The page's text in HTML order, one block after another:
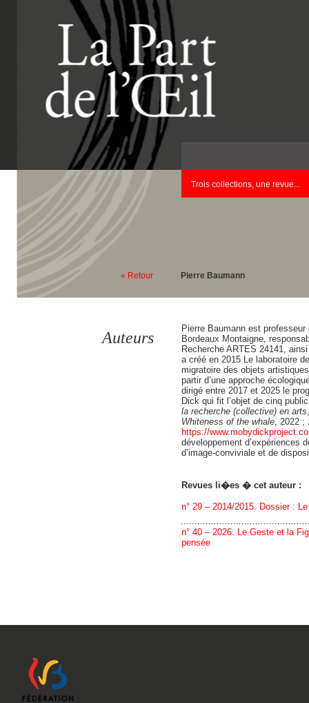
Trois collections, une revue...
« Retour Pierre Baumann
Auteurs
Pierre Baumann est
Bordeaux Montaigne,
Recherche ARTES 24141,
a créé en 2015 Le laboratoire
migratoire des objets
partir d’une approche
dirigé entre 2017 et 2025 le
Dick qui fit l’objet de cinq
la recherche (collective) en arts
Whiteness of the whale, 2022 ;
https://
développement d’expériences
d’image-conviviale et de
Revues li�es � cet auteur :
n° 29 – 2014/2015. Dossier :
n° 40 – 2026. Le Geste et la
pensée